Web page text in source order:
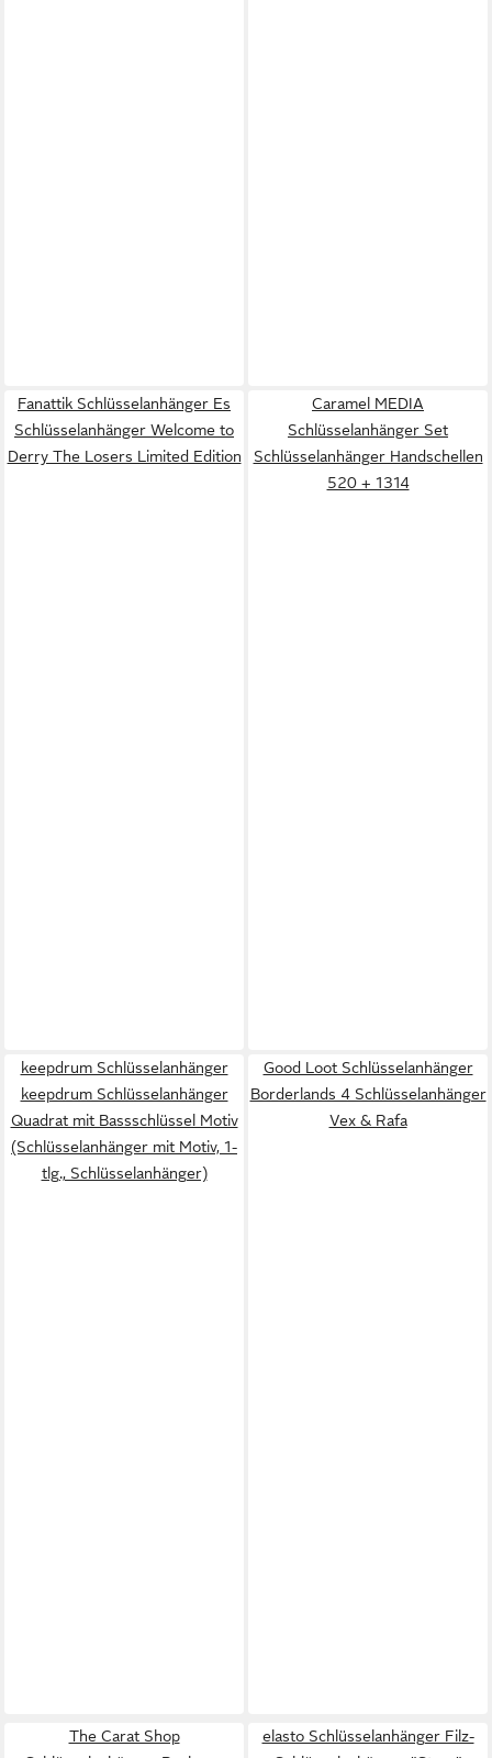
Fanattik Schlüsselanhänger Es
Schlüsselanhänger Welcome to
Derry The Losers Limited Edition
Caramel MEDIA
Schlüsselanhänger Set
Schlüsselanhänger Handschellen
520 + 1314
keepdrum Schlüsselanhänger
keepdrum Schlüsselanhänger
Quadrat mit Bassschlüssel Motiv
(Schlüsselanhänger mit Motiv, 1-
tlg., Schlüsselanhänger)
Good Loot Schlüsselanhänger
Borderlands 4 Schlüsselanhänger
Vex & Rafa
The Carat Shop
elasto Schlüsselanhänger Filz-